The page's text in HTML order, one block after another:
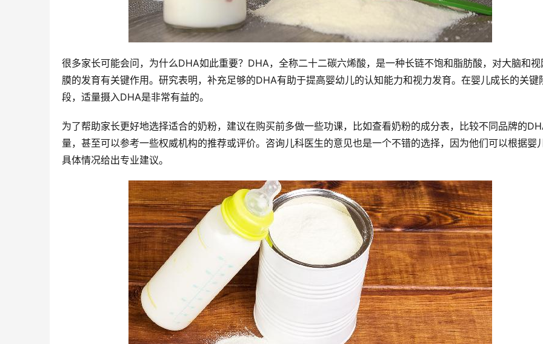
很多家长可能会问，为什么DHA如此重要？DHA，全称二十二碳六烯酸，是一种长链不饱和脂肪酸，对大脑和视
膜的发育有关键作用。研究表明，补充足够的DHA有助于提高婴幼儿的认知能力和视力发育。在婴儿成长的关键
段，适量摄入DHA是非常有益的。
为了帮助家长更好地选择适合的奶粉，建议在购买前多做一些功课，比如查看奶粉的成分表，比较不同品牌的
量，甚至可以参考一些权威机构的推荐或评价。咨询儿科医生的意见也是一个不错的选择，因为他们可以根据婴
具体情况给出专业建议。